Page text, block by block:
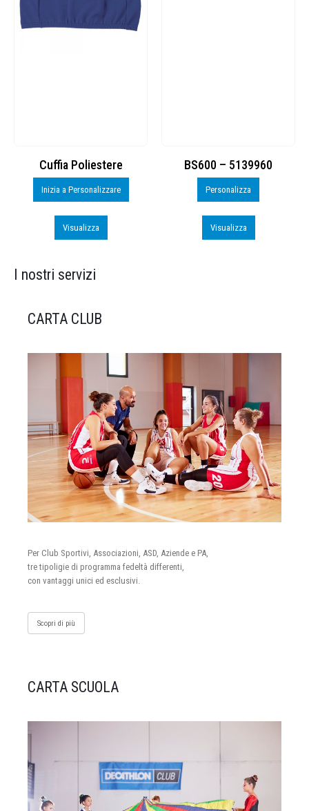
Cuffia Poliestere
Inizia a Personalizzare
Visualizza
BS600 – 5139960
Personalizza
Visualizza
I nostri servizi
CARTA CLUB
Per Club Sportivi, Associazioni, ASD, Aziende e PA,
tre tipoligie di programma fedeltà differenti,
con vantaggi unici ed esclusivi.
Scopri di più
CARTA SCUOLA